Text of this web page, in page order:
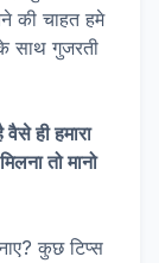
की चाहत हमे
साथ गुजरती
ही हमारा
तो मानो
कुछ टिप्स